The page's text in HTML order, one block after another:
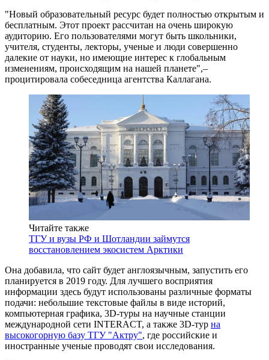
"Новый образовательный ресурс будет полностью открытым и
бесплатным. Этот проект рассчитан на очень широкую
аудиторию. Его пользователями могут быть школьники,
учителя, студенты, лекторы, ученые и люди совершенно
далекие от науки, но имеющие интерес к глобальным
изменениям, происходящим на нашей планете",–
процитировала собеседница агентства Каллагана.
Читайте также
ТГУ и вузы РФ и Шотландии займутся
восстановлением экосистем Арктики
Она добавила, что сайт будет англоязычным, запустить его
планируется в 2019 году. Для лучшего восприятия
информации здесь будут использованы различные форматы
подачи: небольшие текстовые файлы в виде историй,
компьютерная графика, 3D-туры на научные станции
международной сети INTERACT, а также 3D-тур на
высокогорную базу ТГУ "Актру", где российские и
иностранные ученые проводят свои исследования.